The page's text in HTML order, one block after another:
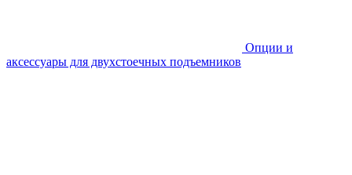
Опции и
аксессуары для двухстоечных подъемников